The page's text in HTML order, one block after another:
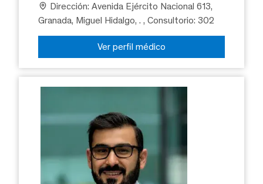
Dirección: Avenida Ejército Nacional 613,
Granada, Miguel Hidalgo, ., Consultorio: 302
Ver perfil médico